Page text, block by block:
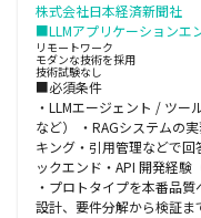
株式会社日本経済新聞社
■LLMアプリケーションエ
リモートワーク
モダンな技術を採用
技術試験なし
■必須条件
・LLMエージェント / ツ
など） ・RAGシステムの
キング・引用管理などで
ックエンド・API 開発経験
・プロトタイプを本番品
設計、要件分解から検証ま